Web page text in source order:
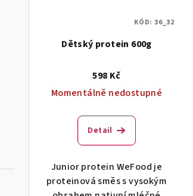
Dětský protein 600g
598 Kč
Momentálně nedostupné
Detail
Junior protein WeFood je
proteinová směs s vysokým
KÓD: 36_32